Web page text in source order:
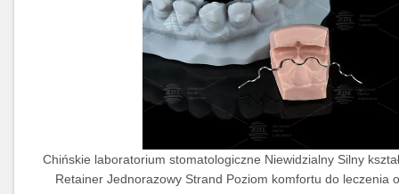
Chińskie laboratorium stomatologiczne Niewidzialny Silny
Retainer Jednorazowy Strand Poziom komfortu do leczenia